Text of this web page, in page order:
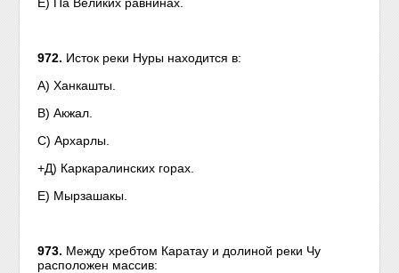
972. Исток реки Нуры находится в:
А) Ханкашты.
В) Акжал.
С) Архарлы.
+Д) Каркаралинских горах.
Е) Мырзашакы.
973. Между хребтом Каратау и долиной реки Чу
расположен массив: